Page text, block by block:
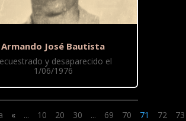
Armando José Bautista
y desaparecido el
1/06/1976
« ... 10 20 30 ... 69 70 71 72 73